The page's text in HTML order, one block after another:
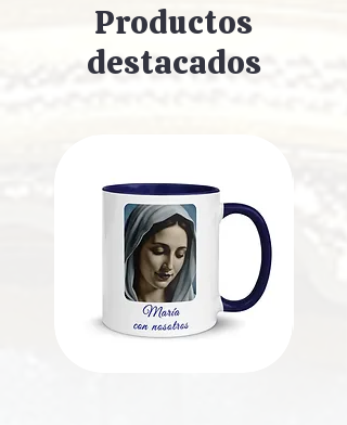
Productos
destacados